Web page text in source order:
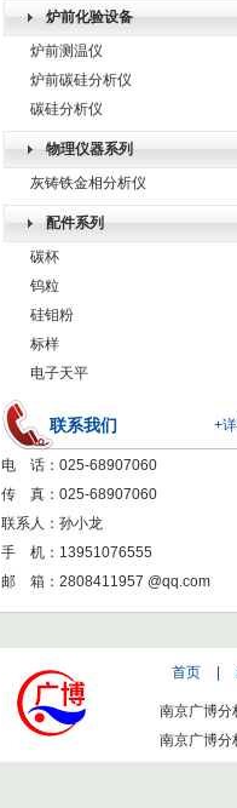
炉前化验设备
炉前测温仪
炉前碳硅分析仪
碳硅分析仪
物理仪器系列
灰铸铁金相分析仪
配件系列
碳杯
钨粒
硅钼粉
标样
电子天平
+
联系我们
电 话：025-68907060
传 真：025-68907060
联系人：孙小龙
手 机：13951076555
邮 箱： 2808411957 @qq.com
首页
南京广博分
南京广博分